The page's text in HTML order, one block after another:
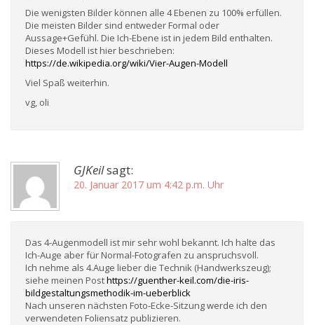
Die wenigsten Bilder können alle 4 Ebenen zu 100% erfüllen.
Die meisten Bilder sind entweder Formal oder
Aussage+Gefühl. Die Ich-Ebene ist in jedem Bild enthalten.
Dieses Modell ist hier beschrieben:
https://de.wikipedia.org/wiki/Vier-Augen-Modell
Viel Spaß weiterhin.
vg, oli
GJKeilsagt:
20. Januar 2017 um 4:42 p.m. Uhr
Das 4-Augenmodell ist mir sehr wohl bekannt. Ich halte das
Ich-Auge aber für Normal-Fotografen zu anspruchsvoll.
Ich nehme als 4.Auge lieber die Technik (Handwerkszeug);
siehe meinen Posthttps://guenther-keil.com/die-iris-
bildgestaltungsmethodik-im-ueberblick
Nach unseren nächsten Foto-Ecke-Sitzung werde ich den
verwendeten Foliensatz publizieren.